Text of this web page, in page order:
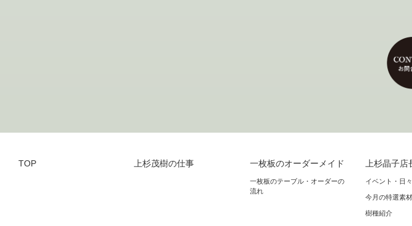
TOP 上杉茂樹の仕事 一枚板のオーダーメイド
一枚板のテーブル・オーダーの
流れ
上杉晶子
イベント・日
今月の特選素材
樹種紹介